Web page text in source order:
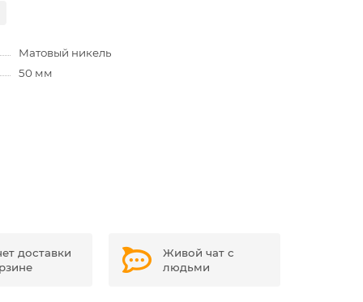
Матовый никель
50 мм
доставки
Живой чат с
людьми